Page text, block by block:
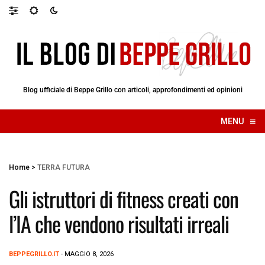
Blog ufficiale di Beppe Grillo con articoli, approfondimenti ed opinioni
MENU ≡
☰
Home > TERRA FUTURA
Gli istruttori di fitness creati con
l’IA che vendono risultati irreali
BEPPEGRILLO.IT - MAGGIO 8, 2026